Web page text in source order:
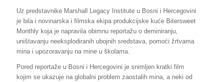
Uz predstavnike Marshall Legacy Institute u Bosni i Hercegovini
je bila i novinarska i filmska ekipa produkcijske kuće Bitersweet
Monthly koja je napravila obimnu reportažu o deminiranju,
uništavanju neeksplodiranih ubojnih sredstava, pomoći žrtvama
mina i upozoravanju na mine u školama.
Pored reportaže u Bosni i Hercegovini je snimljen kratki film
kojim se ukazuje na globalni problem zaostalih mina, a neki od